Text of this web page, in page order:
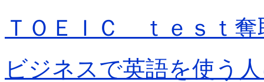
ＴＯＥＩＣ ｔｅｓｔ奪
ビジネスで英語を使う